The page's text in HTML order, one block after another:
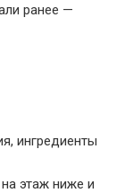
ранее —
ингредиенты
этаж ниже и